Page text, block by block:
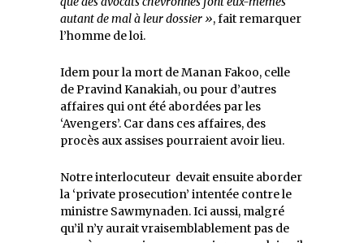
autant de mal à leur dossier », fait remarquer
l’homme de loi.
Idem pour la mort de Manan Fakoo, celle
de Pravind Kanakiah, ou pour d’autres
affaires qui ont été abordées par les
‘Avengers’. Car dans ces affaires, des
procès aux assises pourraient avoir lieu.
Notre interlocuteur devait ensuite aborder
la ‘private prosecution’ intentée contre le
ministre Sawmynaden. Ici aussi, malgré
qu’il n’y aurait vraisemblablement pas de